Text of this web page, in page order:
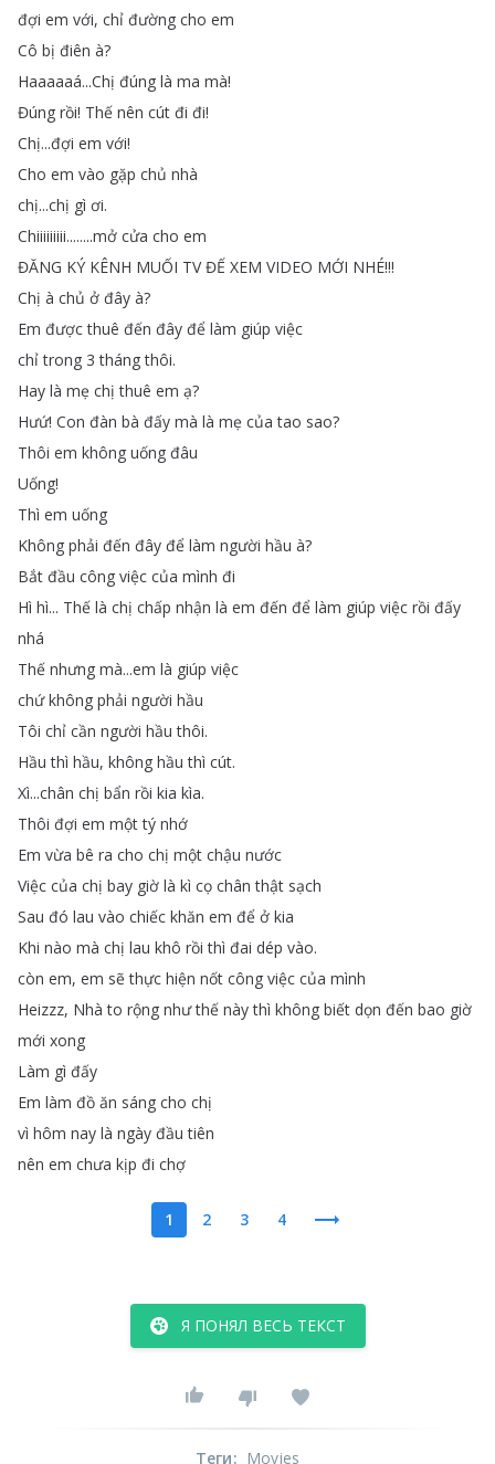
đợi em với, chỉ đường cho em
Cô bị điên à?
Haaaaaá...Chị đúng là ma mà!
Đúng rồi! Thế nên cút đi đi!
Chị...đợi em với!
Cho em vào gặp chủ nhà
chị...chị gì ơi.
Chiiiiiiiii........mở cửa cho em
ĐĂNG KÝ KÊNH MUỐI TV ĐẾ XEM VIDEO MỚI NHÉ!!!
Chị à chủ ở đây à?
Em được thuê đến đây để làm giúp việc
chỉ trong 3tháng thôi.
Hay là mẹ chị thuê em ạ?
Hưứ! Con đàn bà đấy mà là mẹ của tao sao?
Thôi em không uống đâu
Uống!
Thì em uống
Không phải đến đây để làm người hầu à?
Bắt đầu công việc của mình đi
Hì hì... Thế là chị chấp nhận là em đến để làm giúp việc rồi đấy
nhá
Thế nhưng mà...em là giúp việc
chứ không phải người hầu
Tôi chỉ cần người hầu thôi.
Hầu thì hầu, không hầu thì cút.
Xì...chân chị bẩn rồi kia kìa.
Thôi đợi em một tý nhớ
Em vừa bê ra cho chị một chậu nước
Việc của chị bay giờ là kì cọ chân thật sạch
Sau đó lau vào chiếc khăn em để ở kia
Khi nào mà chị lau khô rồi thì đai dép vào.
còn em, em sẽ thực hiện nốt công việc của mình
Heizzz, Nhà to rộng như thế này thì không biết dọn đến bao giờ
mới xong
Làm gì đấy
Em làm đồ ăn sáng cho chị
vì hôm nay là ngày đầu tiên
nên em chưa kịp đi chợ
1 2 3 4
Я ПОНЯЛ ВЕСЬ ТЕКСТ
Теги: Movies